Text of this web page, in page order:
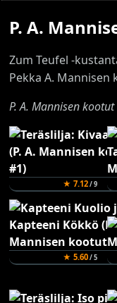
P. A.
Zum Teufel -
Pekka A.
P. A. Mannisen kootut
★ 7.12/ 9
★ 5.60/ 5